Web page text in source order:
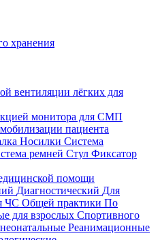
хранения
вентиляции лёгких для
монитора для СМП
пациента
Носилки Система
ремней Стул Фиксатор
помощи
Диагностический Для
ЧС Общей практики По
для взрослых Спортивного
Реанимационные